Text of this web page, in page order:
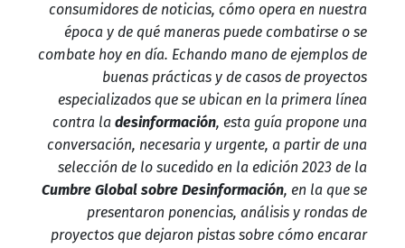
consumidores de noticias, cómo opera en nuestra
época y de qué maneras puede combatirse o se
combate hoy en día. Echando mano de ejemplos de
buenas prácticas y de casos de proyectos
especializados que se ubican en la primera línea
contra la desinformación, esta guía propone una
conversación, necesaria y urgente, a partir de una
selección de lo sucedido en la edición 2023 de la
Cumbre Global sobre Desinformación, en la que se
presentaron ponencias, análisis y rondas de
proyectos que dejaron pistas sobre cómo encarar